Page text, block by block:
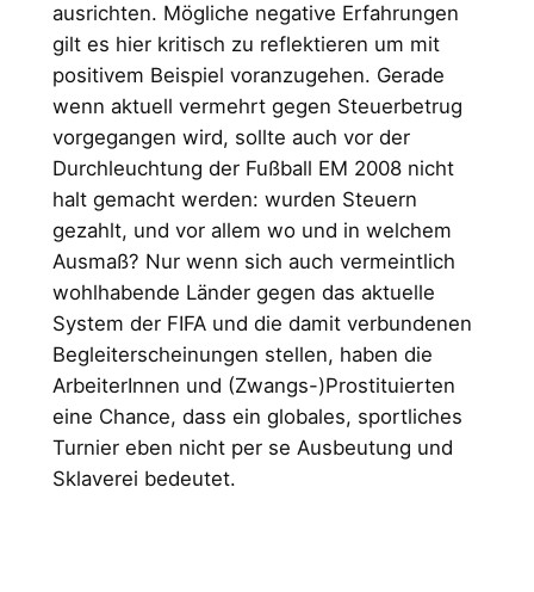
ausrichten. Mögliche negative Erfahrungen
gilt es hier kritisch zu reflektieren um mit
positivem Beispiel voranzugehen. Gerade
wenn aktuell vermehrt gegen Steuerbetrug
vorgegangen wird, sollte auch vor der
Durchleuchtung der Fußball EM 2008 nicht
halt gemacht werden: wurden Steuern
gezahlt, und vor allem wo und in welchem
Ausmaß? Nur wenn sich auch vermeintlich
wohlhabende Länder gegen das aktuelle
System der FIFA und die damit verbundenen
Begleiterscheinungen stellen, haben die
ArbeiterInnen und (Zwangs-)Prostituierten
eine Chance, dass ein globales, sportliches
Turnier eben nicht per se Ausbeutung und
Sklaverei bedeutet.